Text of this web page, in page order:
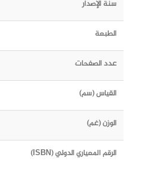
سنة الإصدار
الطبعة
عدد الصفحات
القياس (سم)
الوزن (غم)
الرقم المعياري الدولي (ISBN)